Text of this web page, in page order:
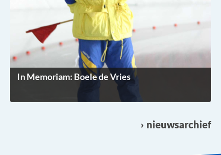
In Memoriam: Boele de Vries
nieuwsarchief